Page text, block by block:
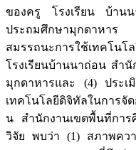
ของครู โรงเรียน บ้าน
ประถมศึกษามุกดาหา
สมรรถนะการใช้เทคโนโ
โรงเรียนบ้านนาถ่อน สำ
มุกดาหารและ (4) ประเ
เทคโนโลยีดิจิทัลในการจั
น สำนักงานเขตพื้นที่การ
วิจัย พบว่า (1) สภาพควา